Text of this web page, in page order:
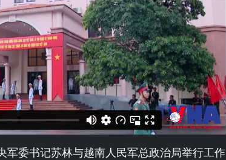
军委书记苏林与越南人民军总政治局举行工作